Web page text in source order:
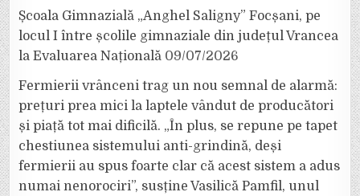
Școala Gimnazială „Anghel Saligny” Focșani, pe
locul I între școlile gimnaziale din județul Vrancea
la Evaluarea Națională 09/07/2026
Fermierii vrânceni trag un nou semnal de alarmă:
prețuri prea mici la laptele vândut de producători
și piață tot mai dificilă. „În plus, se repune pe tapet
chestiunea sistemului anti-grindină, deși
fermierii au spus foarte clar că acest sistem a adus
numai nenorociri”, susține Vasilică Pamfil, unul